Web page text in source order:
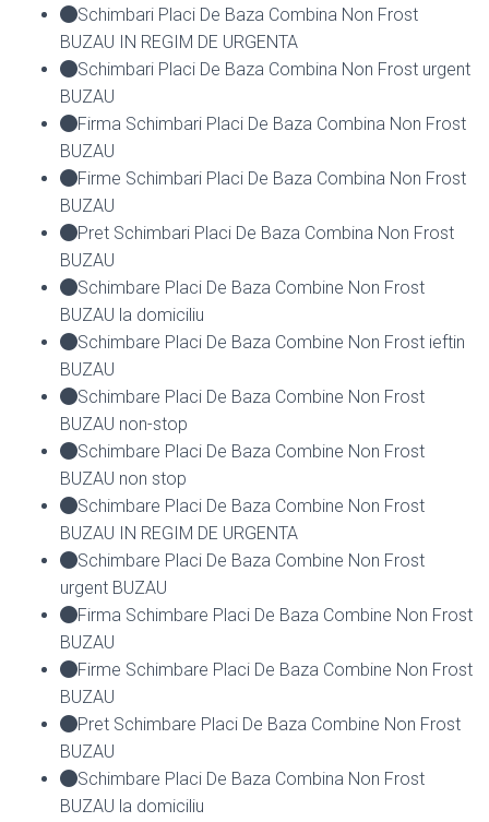
Schimbari Placi De Baza Combina Non Frost
BUZAU IN REGIM DE URGENTA
Schimbari Placi De Baza Combina Non Frost urgent
BUZAU
Firma Schimbari Placi De Baza Combina Non Frost
BUZAU
Firme Schimbari Placi De Baza Combina Non Frost
BUZAU
Pret Schimbari Placi De Baza Combina Non Frost
BUZAU
Schimbare Placi De Baza Combine Non Frost
BUZAU la domiciliu
Schimbare Placi De Baza Combine Non Frost ieftin
BUZAU
Schimbare Placi De Baza Combine Non Frost
BUZAU non-stop
Schimbare Placi De Baza Combine Non Frost
BUZAU non stop
Schimbare Placi De Baza Combine Non Frost
BUZAU IN REGIM DE URGENTA
Schimbare Placi De Baza Combine Non Frost
urgent BUZAU
Firma Schimbare Placi De Baza Combine Non Frost
BUZAU
Firme Schimbare Placi De Baza Combine Non Frost
BUZAU
Pret Schimbare Placi De Baza Combine Non Frost
BUZAU
Schimbare Placi De Baza Combina Non Frost
BUZAU la domiciliu